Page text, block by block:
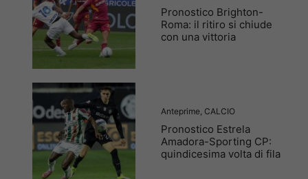
Pronostico Brighton-
Roma: il ritiro si chiude
con una vittoria
Anteprime CALCIO
Pronostico Estrela
Amadora-Sporting CP:
quindicesima volta di fila